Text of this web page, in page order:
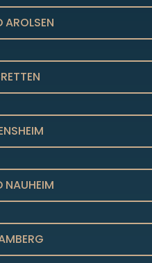
AROLSEN
NAUHEIM